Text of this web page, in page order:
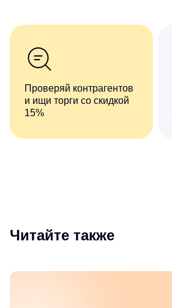
Проверяй контрагентов
и ищи торги со скидкой
15%
о компаниях и владельцах
Читайте также